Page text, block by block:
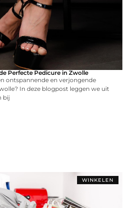
Perfecte Pedicure in Zwolle
ontspannende en verjongende
In deze blogpost leggen we uit
bij
WINKELEN